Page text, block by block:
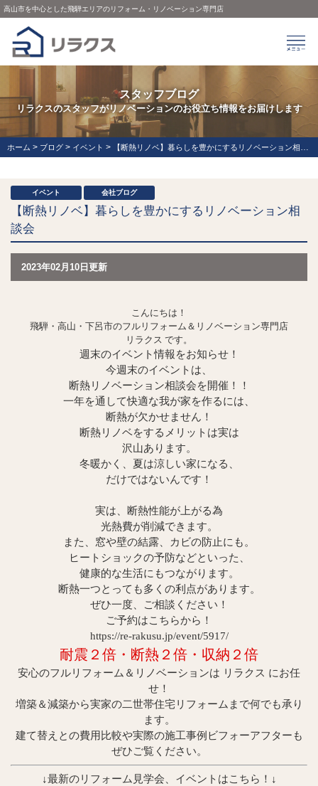
高山市を中心とした飛騨エリアのリフォーム・リノベーション専門店
スタッフブログ
リラクスのスタッフがリノベーションのお役立ち情報をお届けします
ホーム > ブログ > イベント > 【断熱リノベ】暮らしを豊かにするリノベーション相談会
イベント 会社ブログ
【断熱リノベ】暮らしを豊かにするリノベーション相
談会
2023年02月10日更新
こんにちは！
飛騨・高山・下呂市のフルリフォーム＆リノベーション専門店
リラクス です。
週末のイベント情報をお知らせ！
今週末のイベントは、
断熱リノベーション相談会を開催！！
一年を通して快適な我が家を作るには、
断熱が欠かせません！
断熱リノベをするメリットは実は
沢山あります。
冬暖かく、夏は涼しい家になる、
だけではないんです！
実は、断熱性能が上がる為
光熱費が削減できます。
また、窓や壁の結露、カビの防止にも。
ヒートショックの予防などといった、
健康的な生活にもつながります。
断熱一つとっても多くの利点があります。
ぜひ一度、ご相談ください！
ご予約はこちらから！
https://re-rakusu.jp/event/5917/
耐震２倍・断熱２倍・収納２倍
安心のフルリフォーム＆リノベーションは リラクス にお任
せ！
増築＆減築から実家の二世帯住宅リフォームまで何でも承り
ます。
建て替えとの費用比較や実際の施工事例ビフォーアフターも
ぜひご覧ください。
↓最新のリフォーム見学会、イベントはこちら！↓